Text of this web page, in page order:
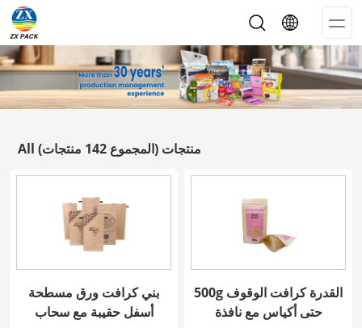
All منتجات (المجموع 142 منتجات)
بني كرافت ورق مسطحة
أسفل حقيبة مع سحاب
500g القدرة كرافت الوقوف
حتى أكياس مع نافذة